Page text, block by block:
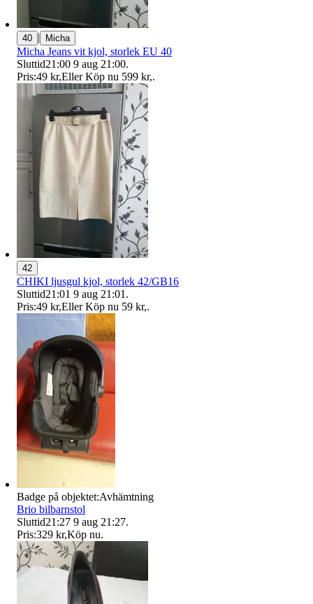
40 | Micha
Micha Jeans vit kjol, storlek EU 40
Sluttid21:00 9 aug 21:00.
Pris:49 kr,Eller Köp nu 599 kr,.
42
CHIKI ljusgul kjol, storlek 42/GB16
Sluttid21:01 9 aug 21:01 .
Pris:49 kr,Eller Köp nu 59 kr,.
Badge på objektet:Avhämtning
Brio bilbarnstol
Sluttid21:27 9 aug 21:27.
Pris:329 kr,Köp nu.